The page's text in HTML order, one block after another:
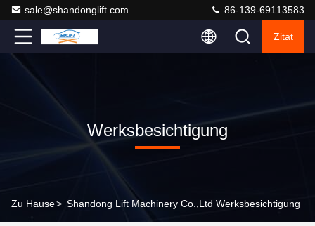
sale@shandonglift.com 86-139-69113583
Zitat
Werksbesichtigung
Zu Hause> Shandong Lift Machinery Co.,Ltd Werksbesichtigung